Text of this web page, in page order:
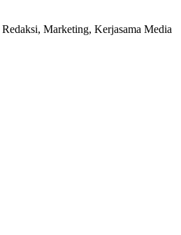
Marketing, Kerjasama Media